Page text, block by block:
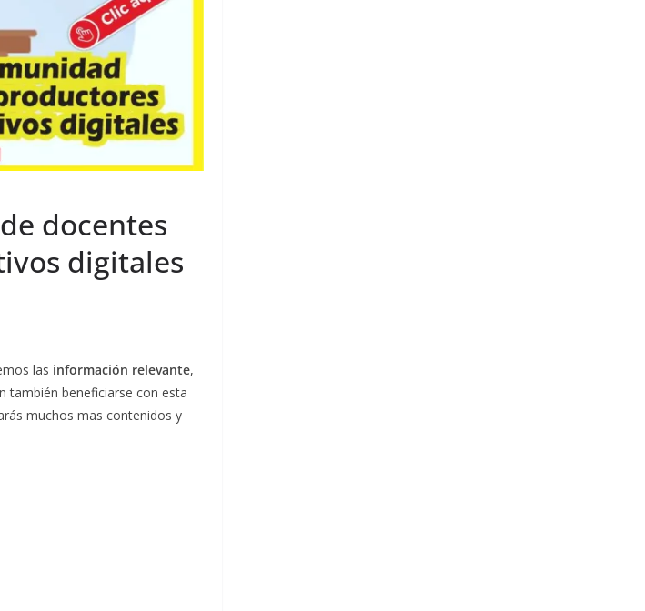
docentes
digitales
las información relevante,
también beneficiarse con esta
muchos mas contenidos y